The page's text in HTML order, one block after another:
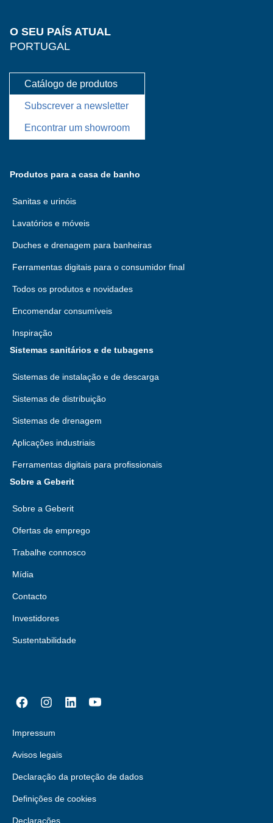
O SEU PAÍS ATUAL
PORTUGAL
Catálogo de produtos
Subscrever a newsletter
Encontrar um showroom
Produtos para a casa de banho
Sanitas e urinóis
Lavatórios e móveis
Duches e drenagem para banheiras
Ferramentas digitais para o consumidor final
Todos os produtos e novidades
Encomendar consumíveis
Inspiração
Sistemas sanitários e de tubagens
Sistemas de instalação e de descarga
Sistemas de distribuição
Sistemas de drenagem
Aplicações industriais
Ferramentas digitais para profissionais
Sobre a Geberit
Sobre a Geberit
Ofertas de emprego
Trabalhe connosco
Mídia
Contacto
Investidores
Sustentabilidade
Impressum
Avisos legais
Declaração da proteção de dados
Definições de cookies
Declarações